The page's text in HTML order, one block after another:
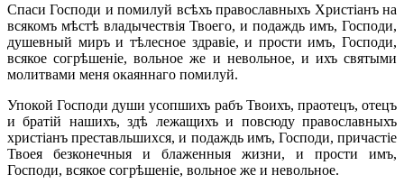
Спаси Господи и помилуй всѣхъ православныхъ Христіанъ на
всякомъ мѣстѣ владычествія Твоего, и подаждь имъ, Господи,
душевный миръ и тѣлесное здравіе, и прости имъ, Господи,
всякое согрѣшеніе, вольное же и невольное, и ихъ святыми
молитвами меня окаяннаго помилуй.
Упокой Господи души усопшихъ рабъ Твоихъ, праотецъ, отецъ
и братій нашихъ, здѣ лежащихъ и повсюду православныхъ
христіанъ преставльшихся, и подаждь имъ, Господи, причастіе
Твоея безконечныя и блаженныя жизни, и прости имъ,
Господи, всякое согрѣшеніе, вольное же и невольное.